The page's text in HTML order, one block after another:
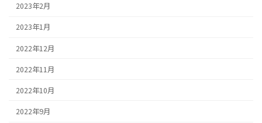
2023年2月
2023年1月
2022年12月
2022年11月
2022年10月
2022年9月